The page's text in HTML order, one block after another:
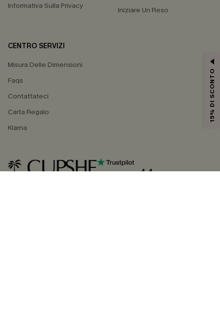
Informativa Sulla Privacy
Iniziare Un Reso
CENTRO SERVIZI
Misura Delle Dimensioni
Faqs
Contattateci
Carta Regalo
Klarna
4.4
15% DI SCONTO